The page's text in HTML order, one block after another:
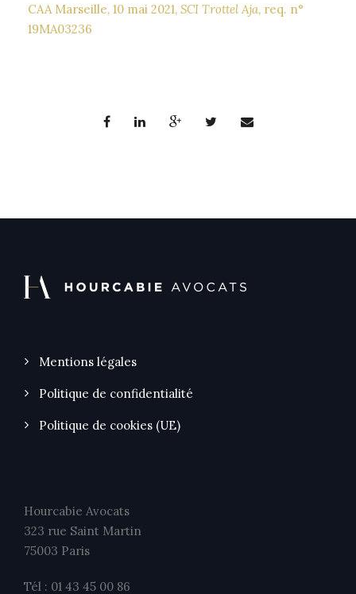
CAA Marseille, 10 mai 2021, SCI Trottel Aja, req. n°
19MA03236
Mentions légales
Politique de confidentialité
Politique de cookies (UE)
Hourcabie Avocats
323 rue Saint Martin
75003 Paris
Tél : 01 43 45 00 86